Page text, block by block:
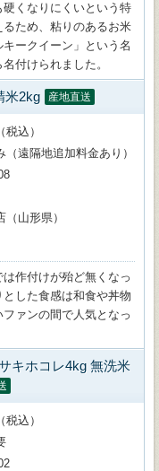
くなりにくいという特
ため、粘りのあるお米
ークイーン」という名
付けられました。
米2kg 産地直送
税込）
（遠隔地追加料金あり）
（山形県）
作付けが殆ど無くなっ
した食感は和食や丼物
ァンの間で人気となっ
キホコレ4kg 無洗米
税込）